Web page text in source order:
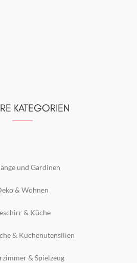
KATEGORIEN
und Gardinen
& Wohnen
& Küche
& Küchenutensilien
& Spielzeug